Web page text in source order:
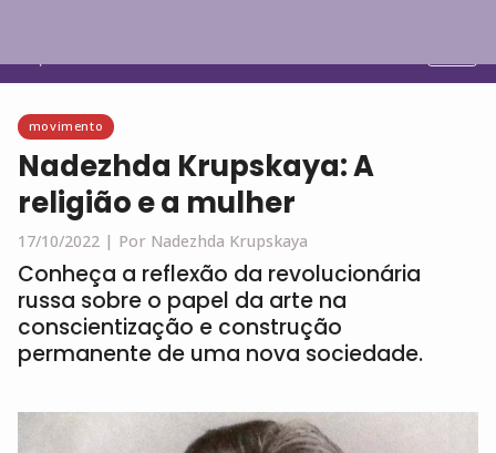
movimento
Nadezhda Krupskaya: A
religião e a mulher
17/10/2022 | Por Nadezhda Krupskaya
Conheça a reflexão da revolucionária
russa sobre o papel da arte na
conscientização e construção
permanente de uma nova sociedade.